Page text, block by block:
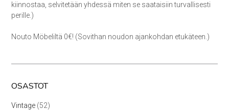
kiinnostaa, selvitetään yhdessä miten se saataisiin turvallisesti
perille.)
Nouto Möbeliltä 0€! (Sovithan noudon ajankohdan etukäteen.)
OSASTOT
Vintage 5252